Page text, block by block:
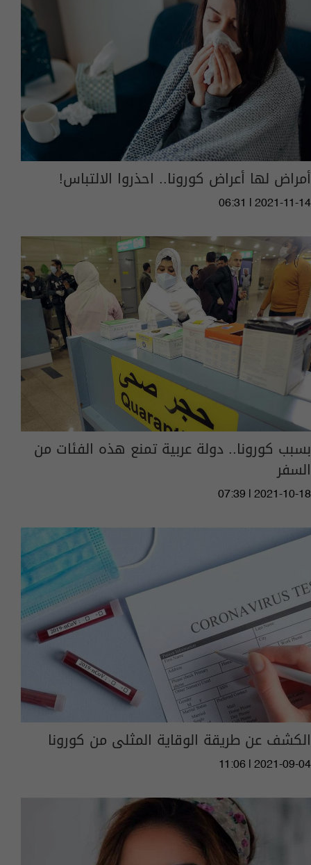
أمراض لها أعراض كورونا.. احذروا الالتباس!
06:31 | 2021-11-14
بسبب كورونا.. دولة عربية تمنع هذه الفئات من
السفر
07:39 | 2021-10-18
الكشف عن طريقة الوقاية المثلى من كورونا
11:06 | 2021-09-04